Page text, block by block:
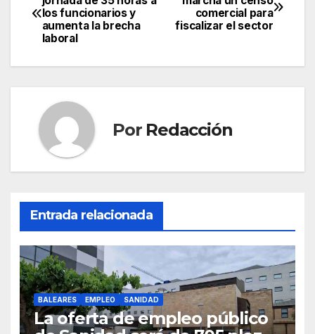
e
b
o
k
er
p
gr
a
m
p
ar
tir
de
comercial para
fiscalizar el sector
los funcionarios y
aumenta la brecha
laboral
Por Redacción
Entrada relacionada
BALEARES EMPLEO SANIDAD
La oferta de empleo público